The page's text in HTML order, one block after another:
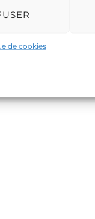
de cookies